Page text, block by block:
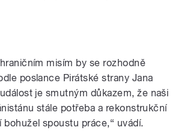
misím by se rozhodně
poslance Pirátské strany Jana
je smutným důkazem, že naši
stále potřeba a rekonstrukční
spoustu práce,“ uvádí.